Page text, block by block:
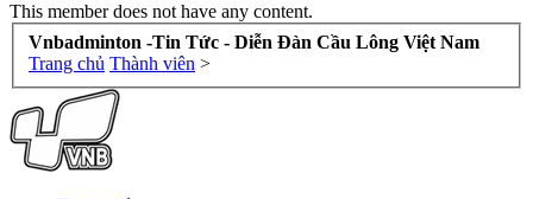
This member does not have any content.
Vnbadminton -Tin Tức - Diễn Đàn Cầu Lông Việt Nam
Trang chủ Thành viên >